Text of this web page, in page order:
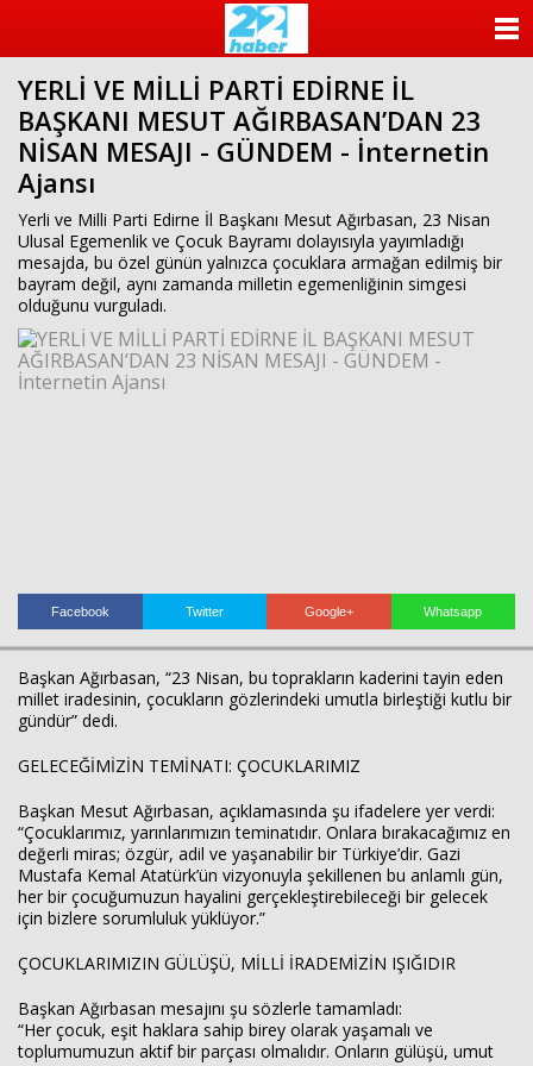
YERLİ VE MİLLİ PARTİ EDİRNE İL
BAŞKANI MESUT AĞIRBASAN’DAN 23
NİSAN MESAJI - GÜNDEM - İnternetin
Ajansı
Yerli ve Milli Parti Edirne İl Başkanı Mesut Ağırbasan, 23 Nisan
Ulusal Egemenlik ve Çocuk Bayramı dolayısıyla yayımladığı
mesajda, bu özel günün yalnızca çocuklara armağan edilmiş bir
bayram değil, aynı zamanda milletin egemenliğinin simgesi
olduğunu vurguladı.
Facebook Twitter Google+ Whatsapp
Başkan Ağırbasan, “23 Nisan, bu toprakların kaderini tayin eden
millet iradesinin, çocukların gözlerindeki umutla birleştiği kutlu bir
gündür” dedi.
GELECEĞİMİZİN TEMİNATI: ÇOCUKLARIMIZ
Başkan Mesut Ağırbasan, açıklamasında şu ifadelere yer verdi:
“Çocuklarımız, yarınlarımızın teminatıdır. Onlara bırakacağımız en
değerli miras; özgür, adil ve yaşanabilir bir Türkiye’dir. Gazi
Mustafa Kemal Atatürk’ün vizyonuyla şekillenen bu anlamlı gün,
her bir çocuğumuzun hayalini gerçekleştirebileceği bir gelecek
için bizlere sorumluluk yüklüyor.”
ÇOCUKLARIMIZIN GÜLÜŞÜ, MİLLİ İRADEMİZİN IŞIĞIDIR
Başkan Ağırbasan mesajını şu sözlerle tamamladı:
“Her çocuk, eşit haklara sahip birey olarak yaşamalı ve
toplumumuzun aktif bir parçası olmalıdır. Onların gülüşü, umut
KATEGORİLER
YAZARLAR
FOTO GALERİ
Haberin Doğru Adresi.